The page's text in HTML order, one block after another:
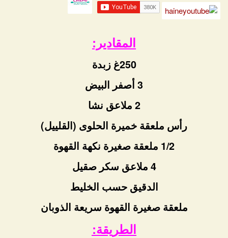
المقادير:
250غ زبدة
3 أصفر البيض
2 ملاعق نشا
رأس ملعقة خميرة الحلوى (القلييل)
1/2 ملعقة صغيرة نكهة القهوة
4 ملاعق سكر صقيل
الدقيق حسب الخليط
ملعقة صغيرة القهوة سريعة الذوبان
الطريقة: